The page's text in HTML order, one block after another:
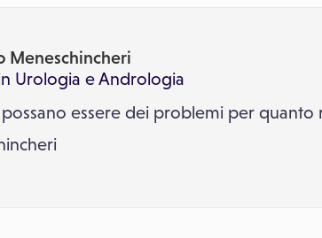
Meneschincheri
Urologia eAndrologia
essere dei problemi per quanto